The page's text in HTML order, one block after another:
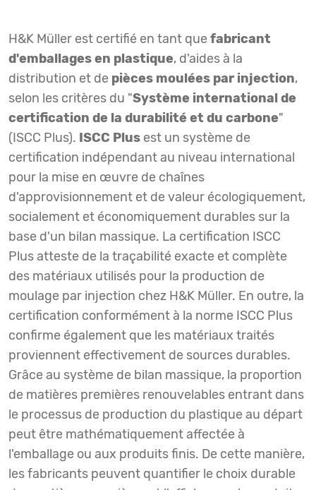
H&K Müller est certifié en tant quefabricant
d'emballages en plastique, d'aides à la
distribution et de pièces moulées par injection,
selon les critères du "Système international de
certification de la durabilité et du carbone"
(ISCC Plus). ISCC Plus est un système de
certification indépendant au niveau international
pour la mise en œuvre de chaînes
d'approvisionnement et de valeur écologiquement,
socialement et économiquement durables sur la
base d'un bilan massique. La certification ISCC
Plus atteste de la traçabilité exacte et complète
des matériaux utilisés pour la production de
moulage par injection chez H&K Müller. En outre, la
certification conformément à la norme ISCC Plus
confirme également que les matériaux traités
proviennent effectivement de sources durables.
Grâce au système de bilan massique, la proportion
de matières premières renouvelables entrant dans
le processus de production du plastique au départ
peut être mathématiquement affectée à
l'emballage ou aux produits finis. De cette manière,
les fabricants peuvent quantifier le choix durable